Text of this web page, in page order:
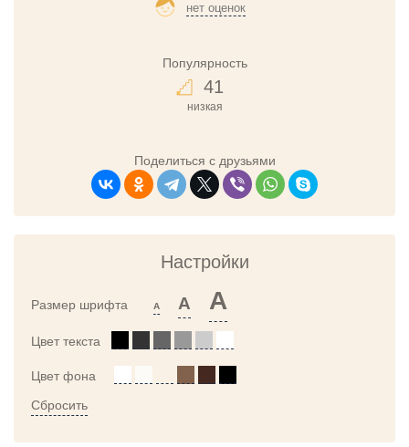
нет оценок
Популярность
41
низкая
Поделиться с друзьями
Настройки
Размер шрифта A A A
Цвет текста
Цвет фона
Сбросить